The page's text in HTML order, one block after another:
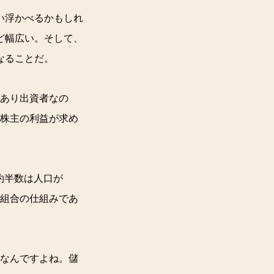
浮かべるかもしれ
広い。そして、
ことだ。
り出資者なの
主の利益が求め
半数は人口が
合の仕組みであ
んですよね。儲